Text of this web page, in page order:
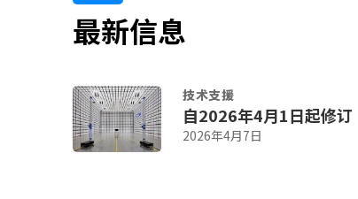
最新信息
技术支援
自2026年4月1日起修
2026年4月7日